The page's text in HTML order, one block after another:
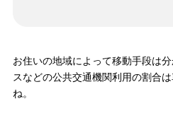
お住いの地域によって移動手段は
スなどの公共交通機関利用の割合
ね。